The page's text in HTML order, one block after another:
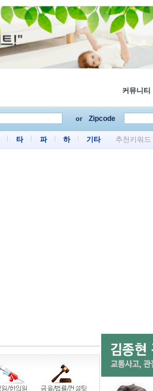
커뮤니티
or Zipcode
타 파 하 기타 추천키워드